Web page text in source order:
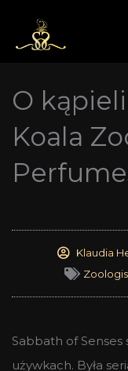
treści
O
Koala
Klaudia
Sabbath of
używkach. Była